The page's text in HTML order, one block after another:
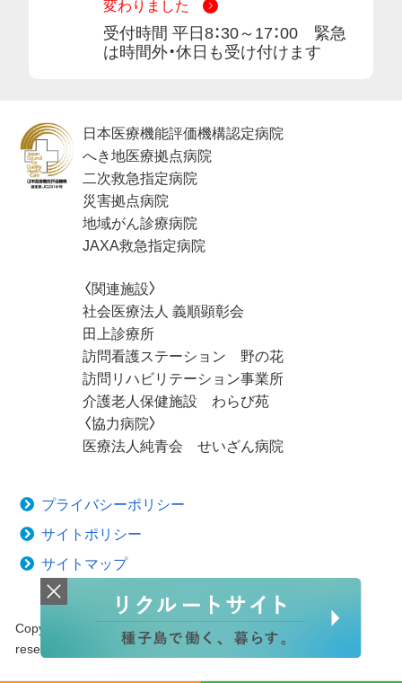
変わりました
受付時間 平日8：30～17：00 緊急
は時間外・休日も受け付けます
日本医療機能評価機構認定病院
へき地医療拠点病院
二次救急指定病院
災害拠点病院
地域がん診療病院
JAXA救急指定病院
〈関連施設〉
社会医療法人 義順顕彰会
田上診療所
訪問看護ステーション 野の花
訪問リハビリテーション事業所
介護老人保健施設 わらび苑
〈協力病院〉
医療法人純青会 せいざん病院
プライバシーポリシー
サイトポリシー
サイトマップ
Copyright © 2020 Tanegashima Medical Center. All rights
reserved.